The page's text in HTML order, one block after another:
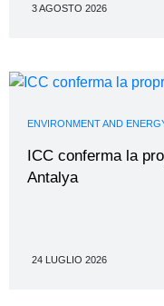
3 AGOSTO 2026
ENVIRONMENT AND
ICC conferma la
Antalya
24 LUGLIO 2026